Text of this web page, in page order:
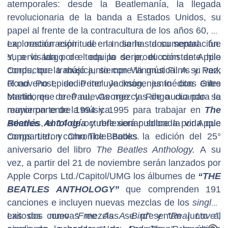
atemporales: desde la Beatlemanía, la llegada
revolucionaria de la banda a Estados Unidos, su
papel al frente de la contracultura de los años 60, su
exploración espiritual en India hasta su separación.
Y, a lo largo de toda la serie, el constante hilo
conductor: la música, siempre la música. A su vez,
el noveno episodio incluye imágenes inéditas entre
bastidores de Paul, George y Ringo cuando se
reunieron entre 1994 y 1995 para trabajar en The
Beatles Antologíay reflexionar sobre la vida que
compartieron como The Beatles.
La restauración de la serie documental fue
supervisada por el equipo de producción de Apple
Corps, que trabajó junto con Wingnut Films y Park
Road Post, de Peter Jackson, junto con Giles
Martin, que creó nuevas mezclas de audio para la
mayor parte de la música.
Además, el 14 de octubre será publicada por Apple
Corps Ltd. y Chronicle Books la edición del 25°
aniversario del libro The Beatles Anthology. A su
vez, a partir del 21 de noviembre serán lanzados por
Apple Corps Ltd./Capitol/UMG los álbumes de “THE
BEATLES ANTHOLOGY”
que comprenden 191
canciones e incluyen nuevas mezclas de los singles
exitosos como“Free As A Bird” y“Real Love”,
Las dos nuevas mezclas se presentan junto al